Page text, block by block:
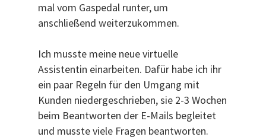
mal vom Gaspedal runter, um
anschließend weiterzukommen.
Ich musste meine neue virtuelle
Assistentin einarbeiten. Dafür habe ich ihr
ein paar Regeln für den Umgang mit
Kunden niedergeschrieben, sie 2-3 Wochen
beim Beantworten der E-Mails begleitet
und musste viele Fragen beantworten.